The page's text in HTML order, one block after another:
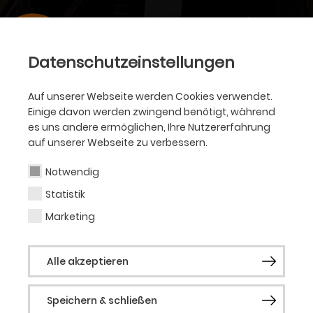
Datenschutzeinstellungen
Auf unserer Webseite werden Cookies verwendet.
Einige davon werden zwingend benötigt, während
es uns andere ermöglichen, Ihre Nutzererfahrung
auf unserer Webseite zu verbessern.
Notwendig
Statistik
Marketing
Alle akzeptieren
Speichern & schließen